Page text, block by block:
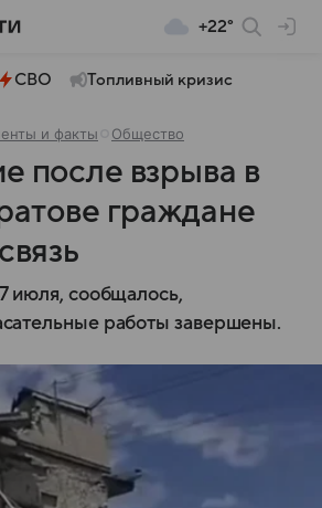
+22°
СВО Топливный кризис
и факты Общество
после взрыва в
граждане
июля, сообщалось,
работы завершены.